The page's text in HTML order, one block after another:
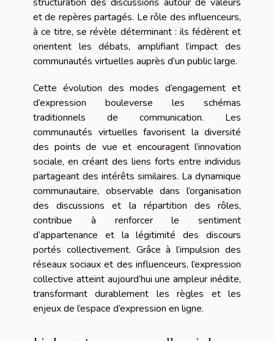
et de repères partagés. Le rôle des influenceurs,
à ce titre, se révèle déterminant : ils fédèrent et
orientent les débats, amplifiant l’impact des
communautés virtuelles auprès d’un public large.
Cette évolution des modes d’engagement et
d’expression bouleverse les schémas
traditionnels de communication. Les
communautés virtuelles favorisent la diversité
des points de vue et encouragent l’innovation
sociale, en créant des liens forts entre individus
partageant des intérêts similaires. La dynamique
communautaire, observable dans l’organisation
des discussions et la répartition des rôles,
contribue à renforcer le sentiment
d’appartenance et la légitimité des discours
portés collectivement. Grâce à l’impulsion des
réseaux sociaux et des influenceurs, l’expression
collective atteint aujourd’hui une ampleur inédite,
transformant durablement les règles et les
enjeux de l’espace d’expression en ligne.